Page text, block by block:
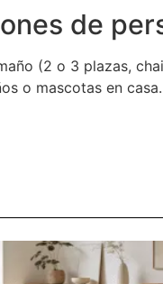
de
(2 o 3 plazas,
o mascotas en casa.